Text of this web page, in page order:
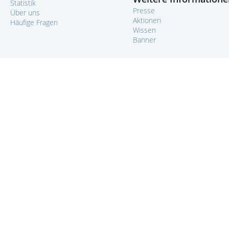
Statistik
Über uns
Häufige Fragen
Presse
Aktionen
Wissen
Banner